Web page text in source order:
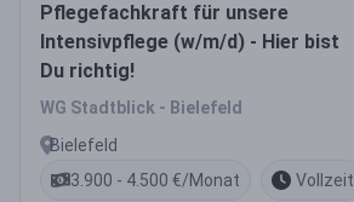
Pflegefachkraft für unsere
Intensivpflege (w/m/d) - Hier bist
Du richtig!
WG Stadtblick - Bielefeld
Bielefeld
3.900 - 4.500 €/Monat
Vollzeit